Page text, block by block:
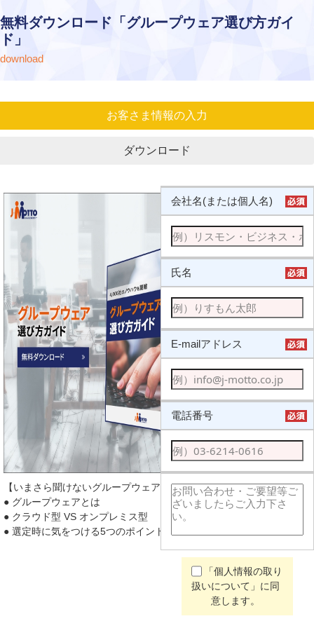
無料ダウンロード「グループウェア選び方ガイ
ド」
download
お客さま情報の入力
ダウンロード
【いまさら聞けないグループウェアの選び方】
● グループウェアとは
● クラウド型 VS オンプレミス型
● 選定時に気をつける5つのポイント
会社名(または個人名)
氏名
E-mailアドレス
電話番号
「個人情報の取り
扱いについて」に同
意します。